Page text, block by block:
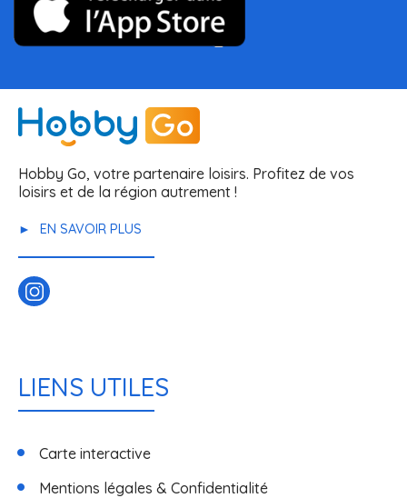
Hobby Go, votre partenaire loisirs. Profitez de vos
loisirs et de la région autrement !
EN SAVOIR PLUS
LIENS UTILES
Carte interactive
Mentions légales & Confidentialité